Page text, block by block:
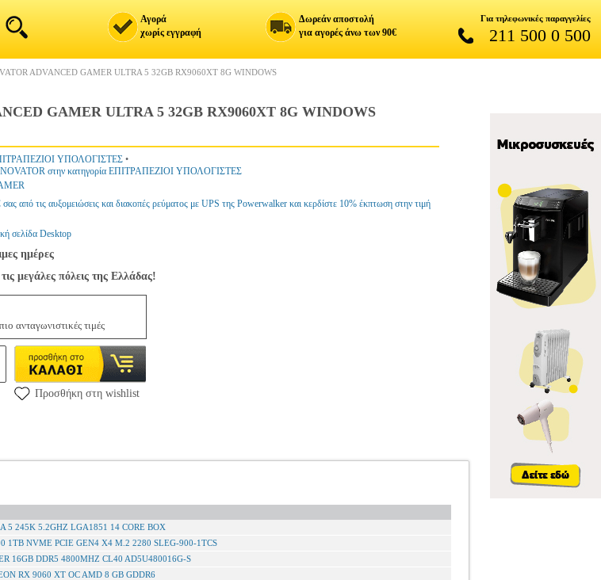
Αγορά
χωρίς εγγραφή
Δωρεάν αποστολή
για αγορές άνω των 90€
Για τηλεφωνικές παραγγελίες
211 500 0 500
ADVANCED GAMER ULTRA 5 32GB RX9060XT 8G WINDOWS
GAMER ULTRA 5 32GB RX9060XT 8G WINDOWS
ΥΠΟΛΟΓΙΣΤΕΣ •
στην κατηγορία ΕΠΙΤΡΑΠΕΖΙΟΙ ΥΠΟΛΟΓΙΣΤΕΣ
από τις αυξομειώσεις και διακοπές ρεύματος με UPS της Powerwalker και κερδίστε 10% έκπτωση στην τιμή
σελίδα Desktop
ημέρες
μεγάλες πόλεις της Ελλάδας!
ανταγωνιστικές τιμές
Προσθήκη στη wishlist
5 245K 5.2GHZ LGA1851 14 CORE BOX
1TB NVME PCIE GEN4 X4 M.2 2280 SLEG-900-1TCS
16GB DDR5 4800MHZ CL40 AD5U480016G-S
RX 9060 XT OC AMD 8 GB GDDR6